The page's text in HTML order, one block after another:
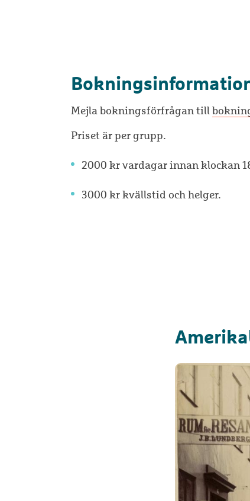
Mejla bokningsförfrågan till
Priset är per grupp.
2000 kr vardagar innan klockan
3000 kr kvällstid och helger.